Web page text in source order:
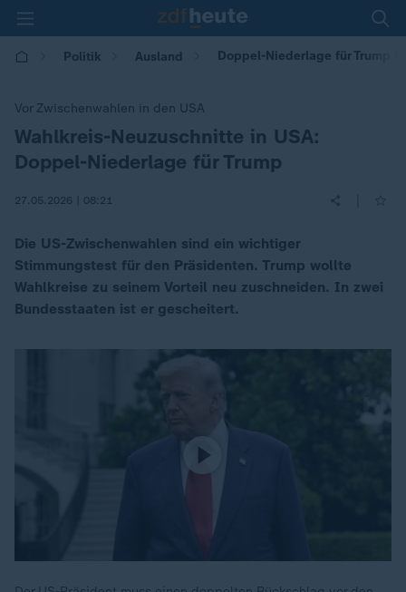
Politik Ausland Doppel-Niederlage für Trump
Vor Zwischenwahlen in den USA
:
Wahlkreis-Neuzuschnitte in USA:
Doppel-Niederlage für Trump
27.05.2026 | 08:21
Die US-Zwischenwahlen sind ein wichtiger
Stimmungstest für den Präsidenten. Trump wollte
Wahlkreise zu seinem Vorteil neu zuschneiden. In zwei
Bundesstaaten ist er gescheitert.